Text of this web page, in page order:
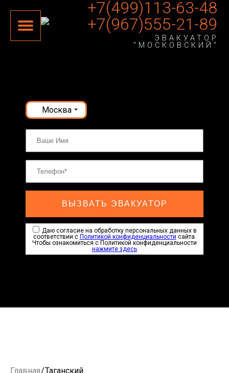
+7(499)113-63-48
+7(967)555-21-89
ЭВАКУАТОР
"МОСКОВСКИЙ"
Москва
ВЫЗВАТЬ ЭВАКУАТОР
Даю согласие на обработку персональных данных в
соответствии с Политикой конфиденциальности сайта.
Чтобы ознакомиться с Политикой конфиденциальности
нажмите здесь
Главная/Таганский